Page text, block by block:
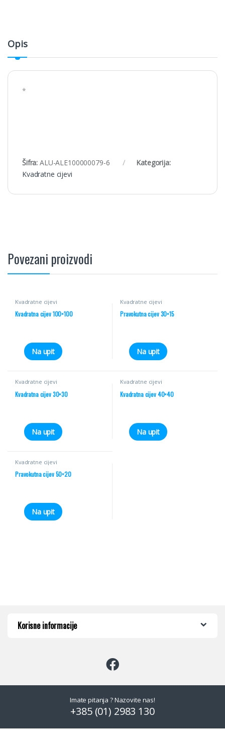
Opis
*
Šifra:ALU-ALE100000079-6
Kategorija:
Kvadratne cijevi
Povezani proizvodi
Kvadratne cijevi
Kvadratna cijev 100×100
Na upit
Kvadratne cijevi
Pravokutna cijev 30×15
Na upit
Kvadratne cijevi
Kvadratna cijev 30×30
Na upit
Kvadratne cijevi
Kvadratna cijev 40×40
Na upit
Kvadratne cijevi
Pravokutna cijev 50×20
Na upit
Korisne informacije
Imate pitanja ? Nazovite nas!
+385 (01) 2983 130